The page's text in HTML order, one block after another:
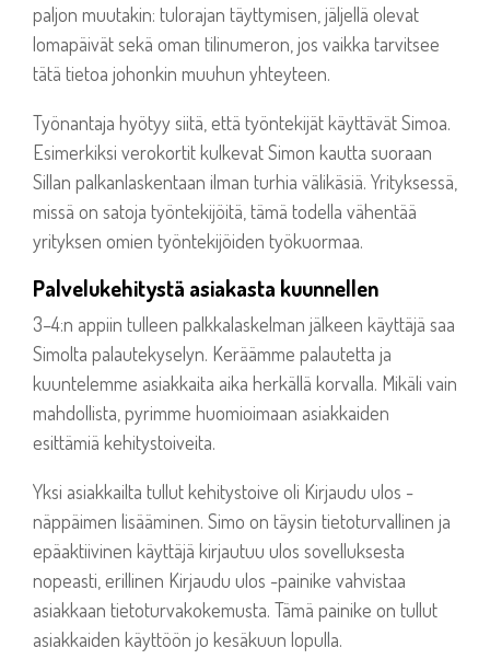
paljon muutakin: tulorajan täyttymisen, jäljellä olevat
lomapäivät sekä oman tilinumeron, jos vaikka tarvitsee
tätä tietoa johonkin muuhun yhteyteen.
Työnantaja hyötyy siitä, että työntekijät käyttävät Simoa.
Esimerkiksi verokortit kulkevat Simon kautta suoraan
Sillan palkanlaskentaan ilman turhia välikäsiä. Yrityksessä,
missä on satoja työntekijöitä, tämä todella vähentää
yrityksen omien työntekijöiden työkuormaa.
Palvelukehitystä asiakasta kuunnellen
3–4:n appiin tulleen palkkalaskelman jälkeen käyttäjä saa
Simolta palautekyselyn. Keräämme palautetta ja
kuuntelemme asiakkaita aika herkällä korvalla. Mikäli vain
mahdollista, pyrimme huomioimaan asiakkaiden
esittämiä kehitystoiveita.
Yksi asiakkailta tullut kehitystoive oli Kirjaudu ulos -
näppäimen lisääminen. Simo on täysin tietoturvallinen ja
epäaktiivinen käyttäjä kirjautuu ulos sovelluksesta
nopeasti, erillinen Kirjaudu ulos -painike vahvistaa
asiakkaan tietoturvakokemusta. Tämä painike on tullut
asiakkaiden käyttöön jo kesäkuun lopulla.